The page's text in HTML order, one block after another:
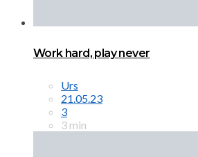
Work hard, play never
Urs
21.05.23
3
3 min